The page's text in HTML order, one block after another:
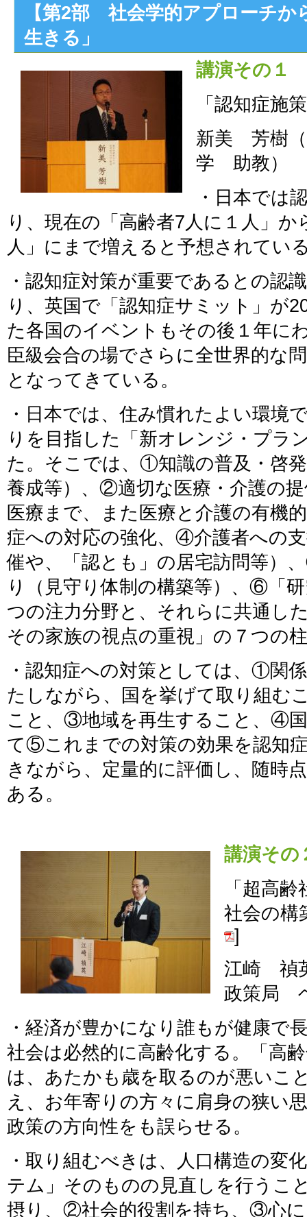
【第2部 社会学的アプローチか
生きる」
講演その１
「認知症施
新美 芳樹（
学 助教）
・日本では
り、現在の「高齢者7人に１人」
人」にまで増えると予想されてい
・認知症対策が重要であるとの認
り、英国で「認知症サミット」が
た各国のイベントもその後１年に
臣級会合の場でさらに全世界的な
となってきている。
・日本では、住み慣れたよい環境
りを目指した「新オレンジ・プラ
た。そこでは、①知識の普及・啓
養成等）、②適切な医療・介護の
医療まで、また医療と介護の有機
症への対応の強化、④介護者への
催や、「認とも」の居宅訪問等）
り（見守り体制の構築等）、⑥「
つの注力分野と、それらに共通し
その家族の視点の重視」の７つの
・認知症への対策としては、①関
たしながら、国を挙げて取り組む
こと、③地域を再生すること、④
て⑤これまでの対策の効果を認知
きながら、定量的に評価し、随時
ある。
講演その
「超高
社会の構
]
江崎 禎
政策局
・経済が豊かになり誰もが健康で
社会は必然的に高齢化する。「高
は、あたかも歳を取るのが悪いこ
え、お年寄りの方々に肩身の狭い
政策の方向性をも誤らせる。
・取り組むべきは、人口構造の変
テム」そのものの見直しを行うこ
摂り、②社会的役割を持ち、③心